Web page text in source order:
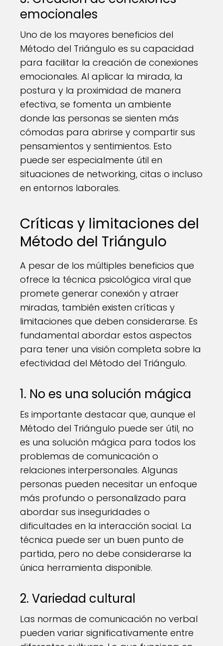
emocionales
Uno de los mayores beneficios del
Método del Triángulo es su capacidad
para facilitar la creación de conexiones
emocionales. Al aplicar la mirada, la
postura y la proximidad de manera
efectiva, se fomenta un ambiente
donde las personas se sienten más
cómodas para abrirse y compartir sus
pensamientos y sentimientos. Esto
puede ser especialmente útil en
situaciones de networking, citas o incluso
en entornos laborales.
Críticas y limitaciones del
Método del Triángulo
A pesar de los múltiples beneficios que
ofrece la técnica psicológica viral que
promete generar conexión y atraer
miradas, también existen críticas y
limitaciones que deben considerarse. Es
fundamental abordar estos aspectos
para tener una visión completa sobre la
efectividad del Método del Triángulo.
1. No es una solución mágica
Es importante destacar que, aunque el
Método del Triángulo puede ser útil, no
es una solución mágica para todos los
problemas de comunicación o
relaciones interpersonales. Algunas
personas pueden necesitar un enfoque
más profundo o personalizado para
abordar sus inseguridades o
dificultades en la interacción social. La
técnica puede ser un buen punto de
partida, pero no debe considerarse la
única herramienta disponible.
2. Variedad cultural
Las normas de comunicación no verbal
pueden variar significativamente entre